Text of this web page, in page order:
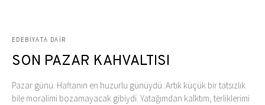
EDEBIYATA DAIR
SON PAZAR KAHVALTISI
Pazar günü. Haftanın en huzurlu günüydü. Artık küçük bir tatsızlık
bile moralimi bozamayacak gibiydi. Yatağımdan kalktım, terliklerimi